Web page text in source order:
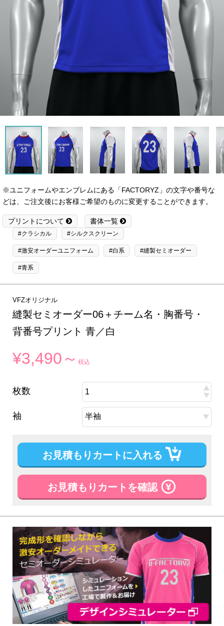
※ユニフォームやエンブレムにある「FACTORYZ」の文字や番号な
どは、ご注文後にお客様ご希望のものに変更することができます。
プリントについて 書体一覧
#クラシカル #シルクスクリーン
#激安オーダーユニフォーム #白系 #縫製セミオーダー
#青系
VFZオリジナル
縫製セミオーダー06＋チーム名・胸番号・
背番号プリント 青／白
¥3,490～税込
枚数
袖
お見積もりカートに入れる
お見積もりカートを確認